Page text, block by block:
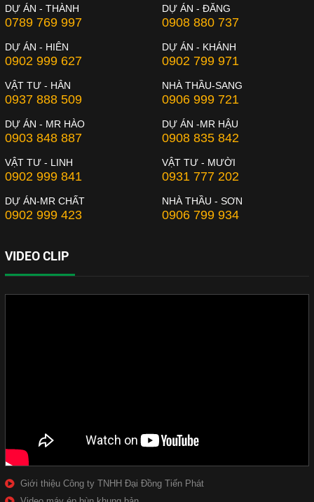
DỰ ÁN - THÀNH
0789 769 997
DỰ ÁN - ĐĂNG
0908 880 737
DỰ ÁN - HIÊN
0902 999 627
DỰ ÁN - KHÁNH
0902 799 971
VẬT TƯ - HÂN
0937 888 509
NHÀ THẦU-SANG
0906 999 721
DỰ ÁN - MR HÀO
0903 848 887
DỰ ÁN -MR HẬU
0908 835 842
VẬT TƯ - LINH
0902 999 841
VẬT TƯ - MƯỜI
0931 777 202
DỰ ÁN-MR CHẤT
0902 999 423
NHÀ THẦU - SƠN
0906 799 934
VIDEO CLIP
Giới thiệu Công ty TNHH Đại Đồng Tiến Phát